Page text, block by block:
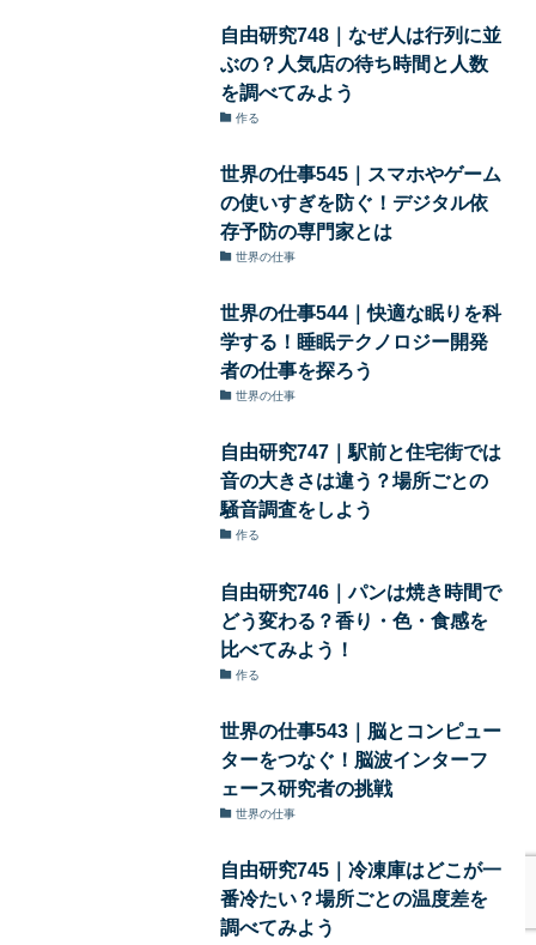
自由研究748｜なぜ人は行列に並
ぶの？人気店の待ち時間と人数
を調べてみよう
作る
世界の仕事545｜スマホやゲーム
の使いすぎを防ぐ！デジタル依
存予防の専門家とは
世界の仕事
世界の仕事544｜快適な眠りを科
学する！睡眠テクノロジー開発
者の仕事を探ろう
世界の仕事
自由研究747｜駅前と住宅街では
音の大きさは違う？場所ごとの
騒音調査をしよう
作る
自由研究746｜パンは焼き時間で
どう変わる？香り・色・食感を
比べてみよう！
作る
世界の仕事543｜脳とコンピュー
ターをつなぐ！脳波インターフ
ェース研究者の挑戦
世界の仕事
自由研究745｜冷凍庫はどこが一
番冷たい？場所ごとの温度差を
調べてみよう